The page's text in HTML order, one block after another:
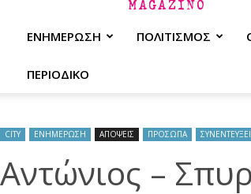
ΕΝΗΜΕΡΩΣΗ ΠΟΛΙΤΙΣΜΟΣ
ΠΕΡΙΟΔΙΚΟ
CITY ΕΝΗΜΕΡΩΣΗ ΑΠΟΨΕΙΣ ΠΡΟΣΩΠΑ
Αντώνιος –